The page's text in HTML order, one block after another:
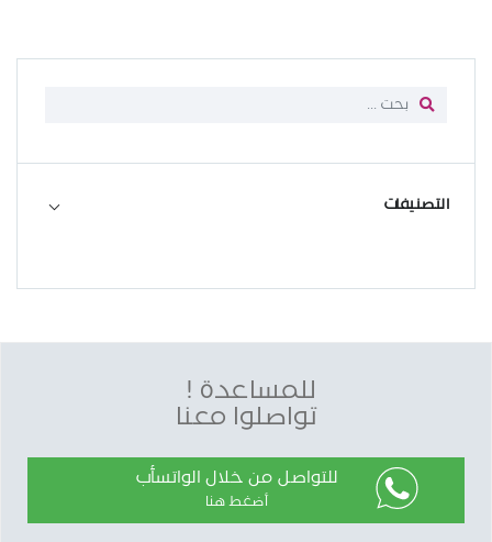
التصنيفات
للمساعدة !
تواصلوا معنا
للتواصل من خلال الواتسأب
أضغط هنا